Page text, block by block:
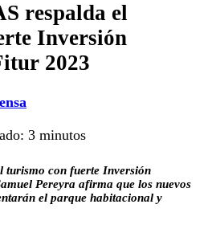
respalda el
Inversión
2023
3 minutos
turismo con fuerte Inversión
Pereyra afirma que los nuevos
el parque habitacional y